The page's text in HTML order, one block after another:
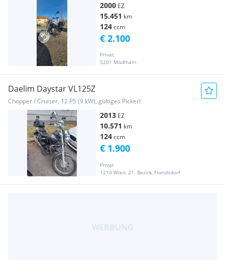
2000 EZ
15.451 km
124ccm
Privat
5201 Mödlham
€ 2.100
Daelim Daystar VL125Z
Chopper / Cruiser, 12 PS (9 kW), gültiges Pickerl
2013 EZ
10.571 km
124ccm
Privat
1210 Wien, 21. Bezirk, Floridsdorf
€ 1.900